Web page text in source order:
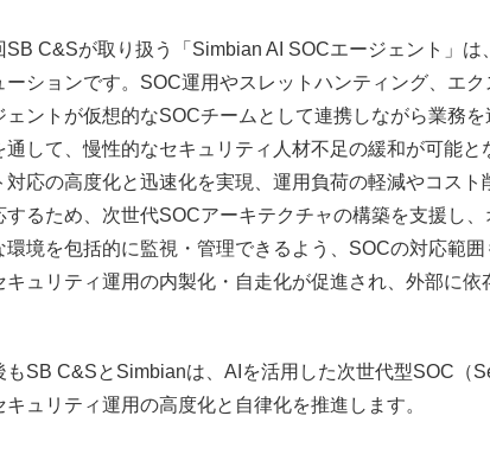
SB C&Sが取り扱う「Simbian AI SOCエージェント」
ーションです。SOC運用やスレットハンティング、エ
ェントが仮想的なSOCチームとして連携しながら業務
通して、慢性的なセキュリティ人材不足の緩和が可能
対応の高度化と迅速化を実現、運用負荷の軽減やコス
するため、次世代SOCアーキテクチャの構築を支援し
環境を包括的に監視・管理できるよう、SOCの対応範
キュリティ運用の内製化・自走化が促進され、外部に依
もSB C&SとSimbianは、AIを活用した次世代型SOC（
キュリティ運用の高度化と自律化を推進します。